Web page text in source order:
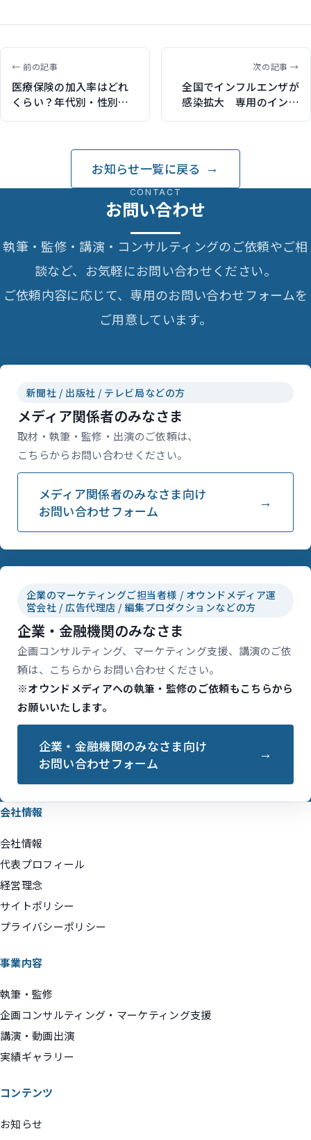
← 前の記事
医療保険の加入率はどれ
くらい？年代別・性別・
次の記事 →
全国でインフルエンザが
感染拡大 専用のインフ
で記事執筆）
お知らせ一覧に戻る
CONTACT
お問い合わせ
執筆・監修・講演・コンサルティングのご依頼やご相
談など、お気軽にお問い合わせください。
ご依頼内容に応じて、専用のお問い合わせフォームを
ご用意しています。
新聞社 / 出版社 / テレビ局などの方
メディア関係者のみなさま
取材・執筆・監修・出演のご依頼は、
こちらからお問い合わせください。
メディア関係者のみなさま向け
お問い合わせフォーム
企業のマーケティングご担当者様 / オウンドメディア運
営会社 / 広告代理店 / 編集プロダクションなどの方
企業・金融機関のみなさま
企画コンサルティング、マーケティング支援、講演のご依
頼は、こちらからお問い合わせください。
※オウンドメディアへの執筆・監修のご依頼もこちらから
お願いいたします。
企業・金融機関のみなさま向け
お問い合わせフォーム
会社情報
会社情報
代表プロフィール
経営理念
サイトポリシー
プライバシーポリシー
事業内容
執筆・監修
企画コンサルティング・マーケティング支援
講演・動画出演
実績ギャラリー
コンテンツ
お知らせ